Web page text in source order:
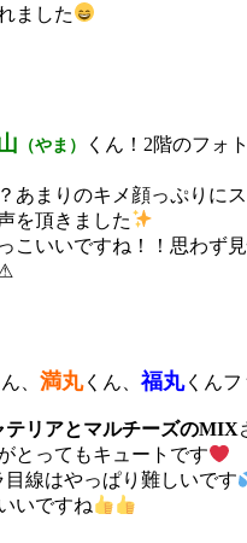
ました
（やま）
くん！2階のフォ
あまりのキメ顔っぷりに
を頂きました
こいいですね！！思わず
、 満丸くん、 福丸くんフ
テリアとマルチーズのMIX
とってもキュートです
線はやっぱり難しいです
いですね